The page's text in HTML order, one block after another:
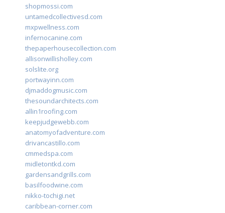
shopmossi.com
untamedcollectivesd.com
mxpwellness.com
infernocanine.com
thepaperhousecollection.com
allisonwillisholley.com
solslite.org
portwayinn.com
djmaddogmusic.com
thesoundarchitects.com
allin1roofing.com
keepjudgewebb.com
anatomyofadventure.com
drivancastillo.com
cmmedspa.com
midletontkd.com
gardensandgrills.com
basilfoodwine.com
nikko-tochigi.net
caribbean-corner.com